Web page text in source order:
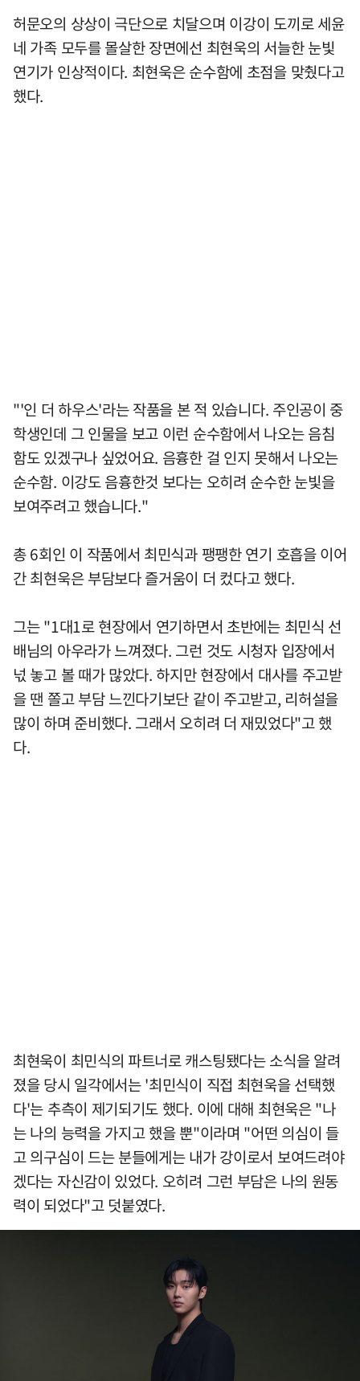
허문오의 상상이 극단으로 치달으며 이강이 도끼로 세윤
네 가족 모두를 몰살한 장면에선 최현욱의 서늘한 눈빛
연기가 인상적이다. 최현욱은 순수함에 초점을 맞췄다고
했다.
"'인 더 하우스'라는 작품을 본 적 있습니다. 주인공이 중
학생인데 그 인물을 보고 이런 순수함에서 나오는 음침
함도 있겠구나 싶었어요. 음흉한 걸 인지 못해서 나오는
순수함. 이강도 음흉한것 보다는 오히려 순수한 눈빛을
보여주려고 했습니다."
총 6회인 이 작품에서 최민식과 팽팽한 연기 호흡을 이어
간 최현욱은 부담보다 즐거움이 더 컸다고 했다.
그는 "1대1로 현장에서 연기하면서 초반에는 최민식 선
배님의 아우라가 느껴졌다. 그런 것도 시청자 입장에서
넋 놓고 볼 때가 많았다. 하지만 현장에서 대사를 주고받
을 땐 쫄고 부담 느낀다기보단 같이 주고받고, 리허설을
많이 하며 준비했다. 그래서 오히려 더 재밌었다"고 했
다.
최현욱이 최민식의 파트너로 캐스팅됐다는 소식을 알려
졌을 당시 일각에서는 '최민식이 직접 최현욱을 선택했
다'는 추측이 제기되기도 했다. 이에 대해 최현욱은 "나
는 나의 능력을 가지고 했을 뿐"이라며 "어떤 의심이 들
고 의구심이 드는 분들에게는 내가 강이로서 보여드려야
겠다는 자신감이 있었다. 오히려 그런 부담은 나의 원동
력이 되었다"고 덧붙였다.